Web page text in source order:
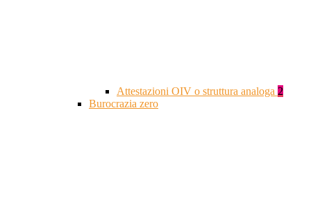
Attestazioni OIV o struttura analoga 2
Burocrazia zero